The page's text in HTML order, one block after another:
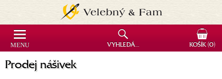
Prodej nášivek
MENU VYHLEDÁVÁNÍ KOŠÍK(0)